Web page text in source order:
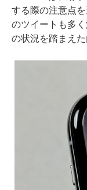
する際の注意点
のツイートも多
の状況を踏まえた